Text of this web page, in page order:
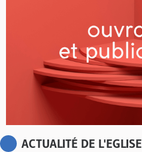
ACTUALITÉ DE L'EGLISE